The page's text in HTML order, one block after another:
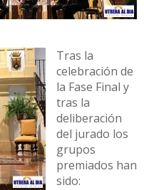
Tras la
celebración de
la Fase Final y
tras la
deliberación
del jurado los
grupos
premiados han
sido: